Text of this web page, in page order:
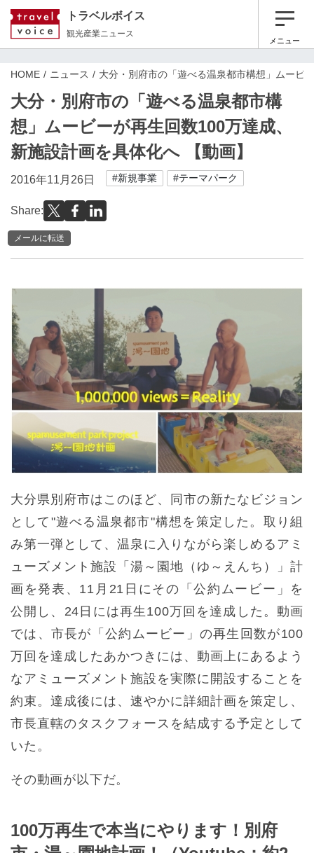
トラベルボイス
観光産業ニュース
メニュー
HOME ニュース 大分・別府市の「遊べる温泉都市構想」ムービ
大分・別府市の「遊べる温泉都市構
想」ムービーが再生回数100万達成、
新施設計画を具体化へ 【動画】
2016年11月26日 #新規事業 #テーマパーク
Share:
メールに転送
大分県別府市はこのほど、同市の新たなビジョン
として"遊べる温泉都市"構想を策定した。取り組
み第一弾として、温泉に入りながら楽しめるアミ
ューズメント施設「湯～園地（ゆ～えんち）」計
画を発表、11月21日にその「公約ムービー」を
公開し、24日には再生100万回を達成した。動画
では、市長が「公約ムービー」の再生回数が100
万回を達成したあかつきには、動画上にあるよう
なアミューズメント施設を実際に開設することを
約束。達成後には、速やかに詳細計画を策定し、
市長直轄のタスクフォースを結成する予定として
いた。
その動画が以下だ。
100万再生で本当にやります！別府